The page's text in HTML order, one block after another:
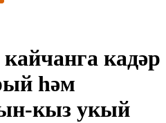
кадәр
һәм
кыз укый